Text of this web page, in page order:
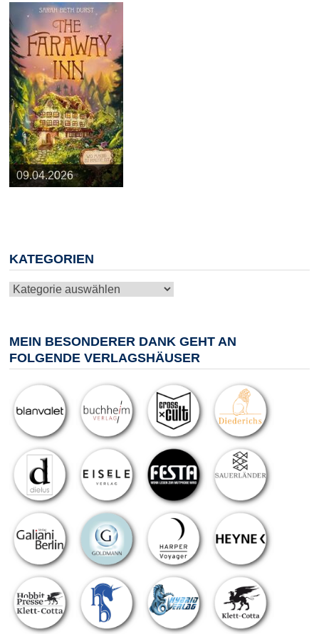
25.03.2026
09.04.2026
20.05.2026
10.06.2026
13.08.2026
KATEGORIEN
Kategorien
MEIN BESONDERER DANK GEHT AN
FOLGENDE VERLAGSHÄUSER